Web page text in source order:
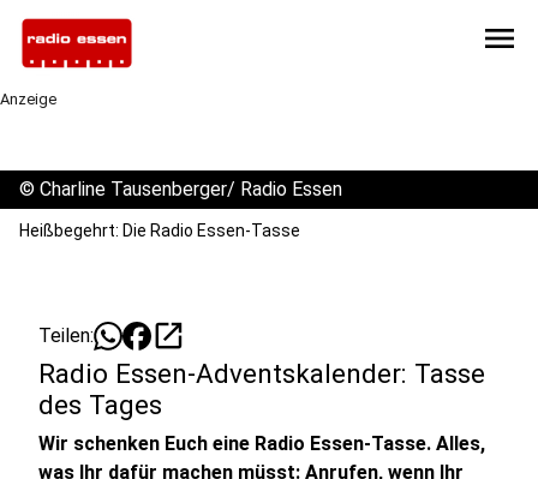
menu
Anzeige
© Charline Tausenberger/ Radio Essen
Heißbegehrt: Die Radio Essen-Tasse
Teilen: open_in_new
Radio Essen-Adventskalender: Tasse
des Tages
Wir schenken Euch eine Radio Essen-Tasse. Alles,
was Ihr dafür machen müsst: Anrufen, wenn Ihr